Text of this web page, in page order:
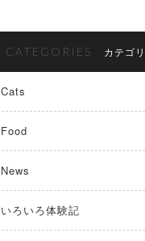
CATEGORIES カテゴリ
Cats
Food
News
いろいろ体験記